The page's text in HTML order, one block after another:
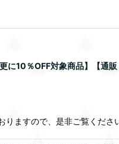
に10％OFF対象商品】【通
ますので、是非ご覧くださ